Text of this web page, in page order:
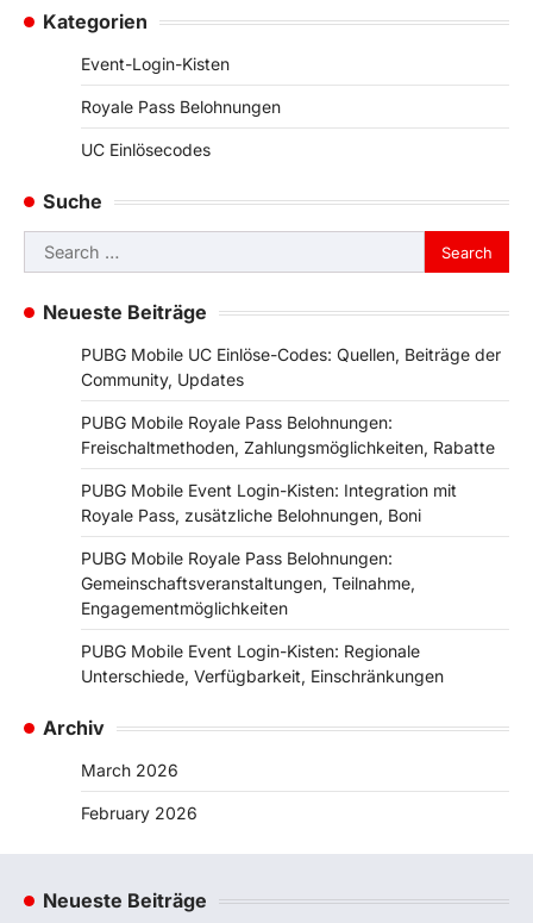
Kategorien
Event-Login-Kisten
Royale Pass Belohnungen
UC Einlösecodes
Suche
Search
for:
Neueste Beiträge
PUBG Mobile UC Einlöse-Codes: Quellen, Beiträge der
Community, Updates
PUBG Mobile Royale Pass Belohnungen:
Freischaltmethoden, Zahlungsmöglichkeiten, Rabatte
PUBG Mobile Event Login-Kisten: Integration mit
Royale Pass, zusätzliche Belohnungen, Boni
PUBG Mobile Royale Pass Belohnungen:
Gemeinschaftsveranstaltungen, Teilnahme,
Engagementmöglichkeiten
PUBG Mobile Event Login-Kisten: Regionale
Unterschiede, Verfügbarkeit, Einschränkungen
Archiv
March 2026
February 2026
Neueste Beiträge